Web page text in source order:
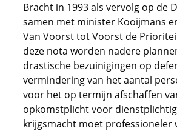
Bracht in 1993 als vervolg op de
samen met minister Kooijmans
Van Voorst tot Voorst de
deze nota worden nadere
drastische bezuinigingen op
vermindering van het aantal
voor het op termijn afschaffen
opkomstplicht voor
krijgsmacht moet professioneler